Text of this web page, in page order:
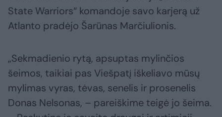
State Warriors“ komandoje savo karjerą už
Atlanto pradėjo Šarūnas Marčiulionis.
„Sekmadienio rytą, apsuptas mylinčios
šeimos, taikiai pas Viešpatį iškeliavo mūsų
mylimas vyras, tėvas, senelis ir prosenelis
Donas Nelsonas, – pareiškime teigė jo šeima.